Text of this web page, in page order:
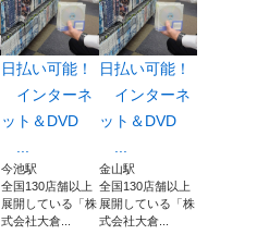
日払い可能！
インターネ
ット＆DVD
今池駅
全国130店舗以上
展開している「株
式会社大倉...
日払い可能！
インターネ
ット＆DVD
金山駅
全国130店舗以上
展開している「株
式会社大倉...